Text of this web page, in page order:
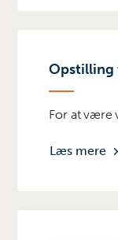
Opstilling
For at være
Læs mere